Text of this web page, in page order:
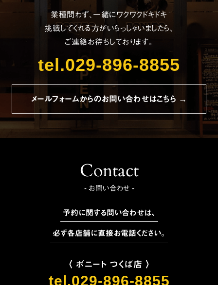
業種問わず、一緒にワクワクドキドキ
挑戦してくれる方がいらっしゃいましたら、
ご連絡お待ちしております。
tel.029-896-8855
メールフォームからのお問い合わせはこちら →
Contact
- お問い合わせ -
予約に関する問い合わせは、
必ず各店舗に直接お電話ください。
〈 ボニート つくば店 〉
tel.029-896-8855